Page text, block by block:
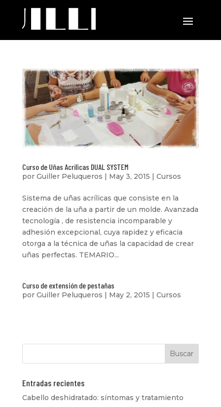
Curso de Uñas Acrílicas DUAL SYSTEM
por Guiller Peluqueros | May 3, 2015 | Cursos
Sistema de uñas acrílicas que consiste en la
creación de la uña a partir de un molde. Avanzada
tecnología , de resistencia incomparable y
adhesión excepcional, cuya rapidez y eficacia
otorga a la técnica de uñas la capacidad de crear
uñas perfectas. TEMARIO...
Curso de extensión de pestañas
por Guiller Peluqueros | May 2, 2015 | Cursos
Entradas recientes
Cabello deshidratado: síntomas y tratamiento